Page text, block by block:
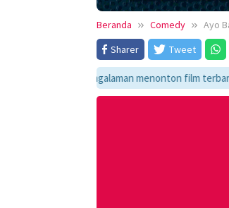
Beranda Comedy
Ayo
Sharer
Tweet
pengalaman menonton film terbaru dengan